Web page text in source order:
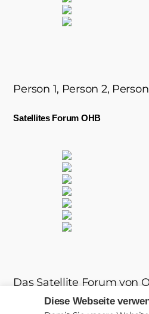
Person 1, Person 2,
Satellites Forum OHB
Das Satellite Forum von
Axel Müller,
Rivada Networks und
Diese Webseite